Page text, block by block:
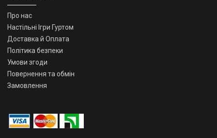
Про нас
Настільні Ігри Гуртом
Доставка й Оплата
Політика безпеки
Умови згоди
Повернення та обмін
Замовлення